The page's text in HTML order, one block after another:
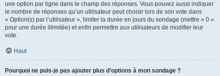
une option par ligne dans le champ des réponses. Vous pouvez aussi indiquer
le nombre de réponses qu’un utilisateur peut choisir lors de son vote dans
« Option(s) par l’utilisateur », limiter la durée en jours du sondage (mettre « 0 »
pour une durée illimitée) et enfin permettre aux utilisateurs de modifier leur
vote.
Haut
Pourquoi ne puis-je pas ajouter plus d’options à mon sondage ?